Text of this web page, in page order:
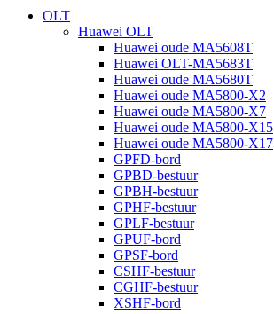
OLT
Huawei OLT
Huawei oude MA5608T
Huawei OLT-MA5683T
Huawei oude MA5680T
Huawei oude MA5800-X2
Huawei oude MA5800-X7
Huawei oude MA5800-X15
Huawei oude MA5800-X17
GPFD-bord
GPBD-bestuur
GPBH-bestuur
GPHF-bestuur
GPLF-bestuur
GPUF-bord
GPSF-bord
CSHF-bestuur
CGHF-bestuur
XSHF-bord